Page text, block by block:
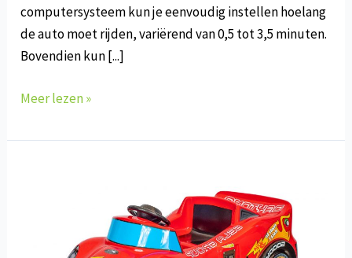
computersysteem kun je eenvoudig instellen hoelang
de auto moet rijden, variërend van 0,5 tot 3,5 minuten.
Bovendien kun [...]
F-
Lampo
Meer lezen »